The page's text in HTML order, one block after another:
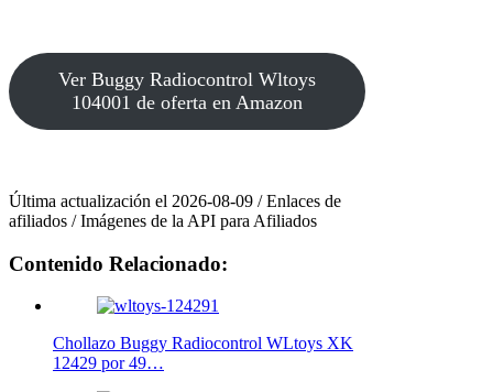
Ver Buggy Radiocontrol Wltoys
104001 de oferta en Amazon
Última actualización el 2026-08-09 / Enlaces de
afiliados / Imágenes de la API para Afiliados
Contenido Relacionado:
Chollazo Buggy Radiocontrol WLtoys XK
12429 por 49…